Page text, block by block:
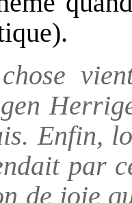
Enfin,
par
de joie